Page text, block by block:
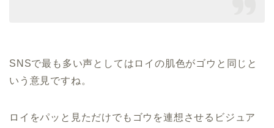
SNSで最も多い声としてはロイの肌色がゴウと同じと
いう意見ですね。
ロイをパッと見ただけでもゴウを連想させるビジュア